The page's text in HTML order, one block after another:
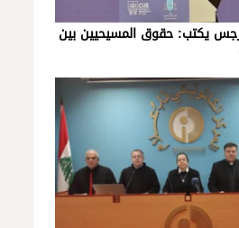
يكتب: حقوق المسيحيين بين